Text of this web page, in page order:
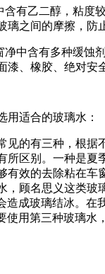
含有乙二醇，粘度
璃之间的摩擦，防
净中含有多种缓蚀
漆、橡胶、绝对安
用适合的玻璃水：
见的有三种，根据
所区别。一种是夏
有效的去除粘在车
，顾名思义这类玻
造成玻璃结冰。在
用第三种玻璃水